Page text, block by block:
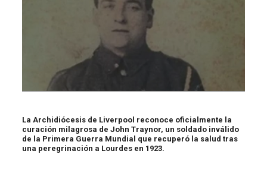
La Archidiócesis de Liverpool reconoce oficialmente la
curación milagrosa de John Traynor, un soldado inválido
de la Primera Guerra Mundial que recuperó la salud tras
una peregrinación a Lourdes en 1923.